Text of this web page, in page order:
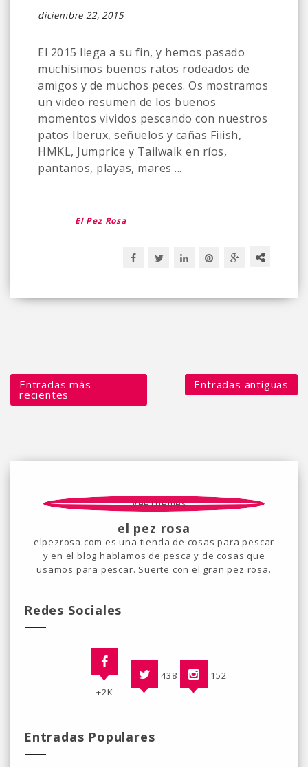
diciembre 22, 2015
El 2015 llega a su fin, y hemos pasado
muchísimos buenos ratos rodeados de
amigos y de muchos peces. Os mostramos
un video resumen de los buenos
momentos vividos pescando con nuestros
patos Iberux, señuelos y cañas Fiiish,
HMKL, Jumprice y Tailwalk en ríos,
pantanos, playas, mares ...
El Pez Rosa
Entradas más
recientes
Entradas antiguas
el pez rosa
elpezrosa.com es una tienda de cosas para pescar
y en el blog hablamos de pesca y de cosas que
usamos para pescar. Suerte con el gran pez rosa.
Redes Sociales
+2K
438 152
Entradas Populares